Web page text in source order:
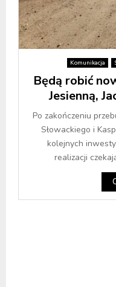
Komunikacja
Będą robić
Jesienną,
Po zakończeniu
Słowackiego i
kolejnych
realizacji